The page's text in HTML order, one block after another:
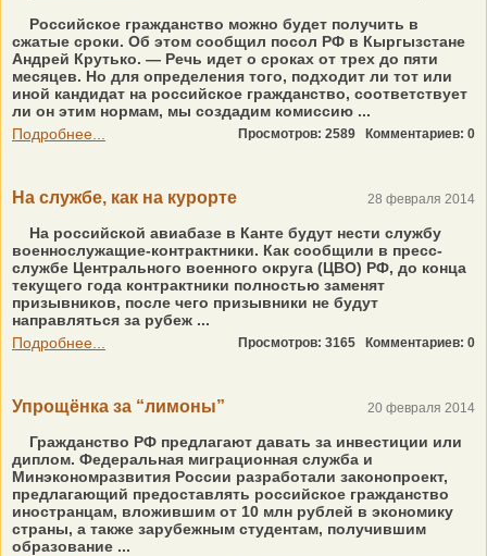
Российское гражданство можно будет получить в
сжатые сроки. Об этом сообщил посол РФ в Кыргызстане
Андрей Крутько. — Речь идет о сроках от трех до пяти
месяцев. Но для определения того, подходит ли тот или
иной кандидат на российское гражданство, соответствует
ли он этим нормам, мы создадим комиссию ...
Подробнее...
Просмотров: 2589 Комментариев: 0
На службе, как на курорте 28 февраля 2014
На российской авиабазе в Канте будут нести службу
военнослужащие-контрактники. Как сообщили в пресс-
службе Центрального воен­ного округа (ЦВО) РФ, до конца
текущего года контрактники полностью заменят
призывников, после чего призывники не будут
направляться за рубеж ...
Подробнее...
Просмотров: 3165 Комментариев: 0
Упрощёнка за “лимоны” 20 февраля 2014
Гражданство РФ предлагают давать за инвестиции или
диплом. Федеральная миграционная служба и
Минэкономразвития России разработали законопроект,
предлагающий предоставлять российское гражданство
иностранцам, вложившим от 10 млн рублей в экономику
страны, а также зарубежным студентам, получившим
образование ...